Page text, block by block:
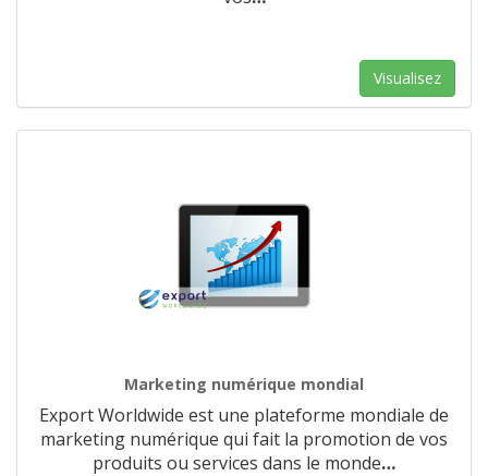
Visualisez
Marketing numérique mondial
Export Worldwide est une plateforme mondiale de
marketing numérique qui fait la promotion de vos
produits ou services dans le monde…